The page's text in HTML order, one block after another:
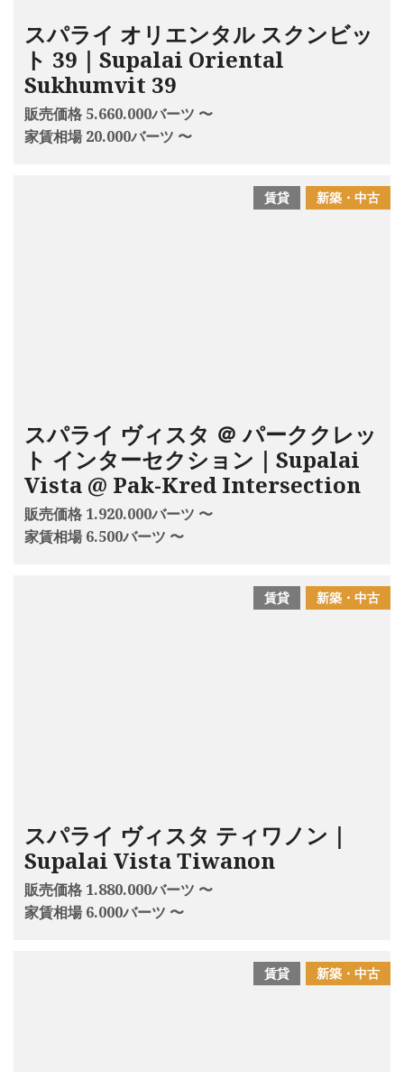
スパライ オリエンタル スクンビッ
ト 39｜Supalai Oriental
Sukhumvit 39
販売価格 5.660.000バーツ 〜
家賃相場 20.000バーツ 〜
新築・中古
賃貸
スパライ ヴィスタ ＠ パーククレッ
ト インターセクション｜Supalai
Vista @ Pak-Kred Intersection
販売価格 1.920.000バーツ 〜
家賃相場 6.500バーツ 〜
新築・中古
賃貸
スパライ ヴィスタ ティワノン｜
Supalai Vista Tiwanon
販売価格 1.880.000バーツ 〜
家賃相場 6.000バーツ 〜
新築・中古
賃貸